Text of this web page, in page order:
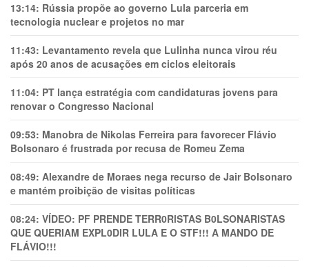
13:14: Rússia propõe ao governo Lula parceria em
tecnologia nuclear e projetos no mar
11:43: Levantamento revela que Lulinha nunca virou réu
após 20 anos de acusações em ciclos eleitorais
11:04: PT lança estratégia com candidaturas jovens para
renovar o Congresso Nacional
09:53: Manobra de Nikolas Ferreira para favorecer Flávio
Bolsonaro é frustrada por recusa de Romeu Zema
08:49: Alexandre de Moraes nega recurso de Jair Bolsonaro
e mantém proibição de visitas políticas
08:24: VÍDEO: PF PRENDE TERR0RlSTAS B0LSONARlSTAS
QUE QUERIAM EXPL0DlR LULA E O STF!!! A MANDO DE
FLÁVIO!!!